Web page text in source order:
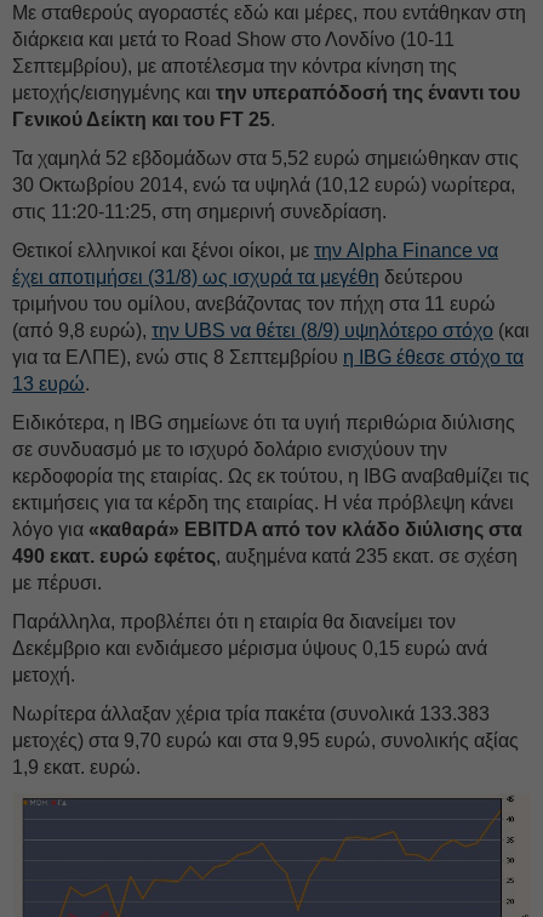
Με σταθερούς αγοραστές εδώ και μέρες, που εντάθηκαν στη
διάρκεια και μετά το Road Show στο Λονδίνο (10-11
Σεπτεμβρίου), με αποτέλεσμα την κόντρα κίνηση της
μετοχής/εισηγμένης και την υπεραπόδοσή της έναντι του
Γενικού Δείκτη και του FT 25.
Τα χαμηλά 52 εβδομάδων στα 5,52 ευρώ σημειώθηκαν στις
30 Οκτωβρίου 2014, ενώ τα υψηλά (10,12 ευρώ) νωρίτερα,
στις 11:20-11:25, στη σημερινή συνεδρίαση.
Θετικοί ελληνικοί και ξένοι οίκοι, με την Alpha Finance να
έχει αποτιμήσει (31/8) ως ισχυρά τα μεγέθη δεύτερου
τριμήνου του ομίλου, ανεβάζοντας τον πήχη στα 11 ευρώ
(από 9,8 ευρώ), την UBS να θέτει (8/9) υψηλότερο στόχο (και
για τα ΕΛΠΕ), ενώ στις 8 Σεπτεμβρίου η IBG έθεσε στόχο τα
13 ευρώ.
Ειδικότερα, η IBG σημείωνε ότι τα υγιή περιθώρια διύλισης
σε συνδυασμό με το ισχυρό δολάριο ενισχύουν την
κερδοφορία της εταιρίας. Ως εκ τούτου, η IBG αναβαθμίζει τις
εκτιμήσεις για τα κέρδη της εταιρίας. Η νέα πρόβλεψη κάνει
λόγο για «καθαρά» EBITDA από τον κλάδο διύλισης στα
490 εκατ. ευρώ εφέτος, αυξημένα κατά 235 εκατ. σε σχέση
με πέρυσι.
Παράλληλα, προβλέπει ότι η εταιρία θα διανείμει τον
Δεκέμβριο και ενδιάμεσο μέρισμα ύψους 0,15 ευρώ ανά
μετοχή.
Νωρίτερα άλλαξαν χέρια τρία πακέτα (συνολικά 133.383
μετοχές) στα 9,70 ευρώ και στα 9,95 ευρώ, συνολικής αξίας
1,9 εκατ. ευρώ.